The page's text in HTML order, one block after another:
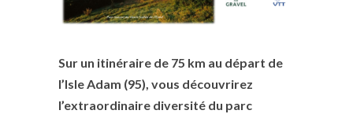
Sur un itinéraire de 75 km au départ de
l’Isle Adam (95), vous découvrirez
l’extraordinaire diversité du parc